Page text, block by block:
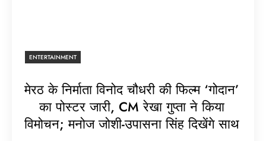
ENTERTAINMENT
मेरठ के निर्माता विनोद चौधरी की फिल्म ‘गोदान’
का पोस्टर जारी, CM रेखा गुप्ता ने किया
विमोचन; मनोज जोशी-उपासना सिंह दिखेंगे साथ